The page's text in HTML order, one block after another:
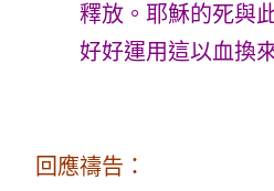
釋放。耶穌的死與
好好運用這以血換
回應禱告：